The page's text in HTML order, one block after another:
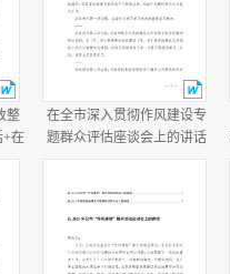
整
+在
在全市深入贯彻作风建设专
题群众评估座谈会上的讲话
+县政府党组作风建设总结会